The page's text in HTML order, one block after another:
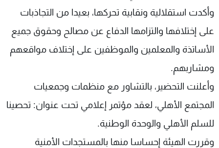
وأكدت استقلالية ونقابية تحركها، بعيدا من التجاذبات
على إختلافها والتزامها الدفاع عن مصالح وحقوق جميع
الأساتذة والمعلمين والموظفين على إختلاف مواقعهم
ومشاربهم.
وأعلنت التحضير، بالتشاور مع منظمات وجمعيات
المجتمع الأهلي، لعقد مؤتمر إعلامي تحت عنوان: تحصينا
للسلم الأهلي والوحدة الوطنية.
وقررت الهيئة إحساسا منها بالمستجدات الأمنية